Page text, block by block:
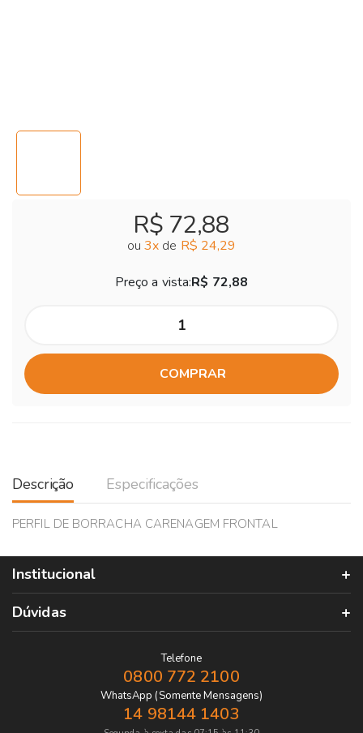
R$ 72,88
ou 3x de R$ 24,29
Preço a vista:R$ 72,88
COMPRAR
Descrição Especificações
PERFIL DE BORRACHA CARENAGEM FRONTAL
Institucional
Dúvidas
Telefone
0800 772 2100
WhatsApp (Somente Mensagens)
14 98144 1403